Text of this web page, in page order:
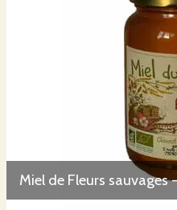
Miel de Fleurs sauvages